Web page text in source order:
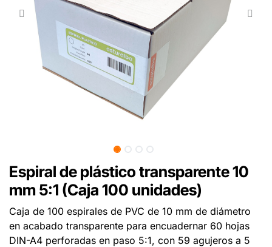
Espiral de plástico transparente 10
mm 5:1 (Caja 100 unidades)
Caja de 100 espirales de PVC de 10 mm de diámetro
en acabado transparente para encuadernar 60 hojas
DIN-A4 perforadas en paso 5:1, con 59 agujeros a 5